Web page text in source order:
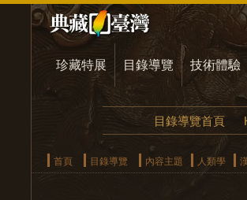
珍藏特展 目錄導覽 技術體驗
目錄導覽首頁
首頁 目錄導覽 內容主題 人類學